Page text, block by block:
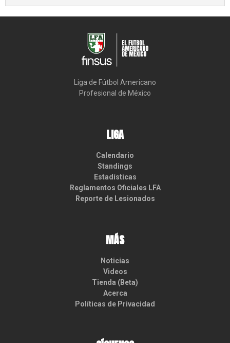
Liga de Fútbol Americano
Profesional de México
LIGA
Calendario
Standings
Estadísticas
Reglamentos Oficiales LFA
Reporte de Lesionados
MÁS
Noticias
Videos
Tienda (Beta)
Acerca
Políticas de Privacidad